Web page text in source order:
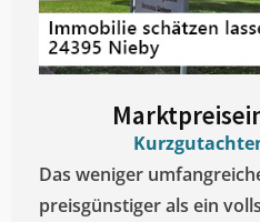
Das weniger
preisgünstiger als ein